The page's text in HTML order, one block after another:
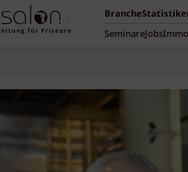
Branche
SeminareJobs